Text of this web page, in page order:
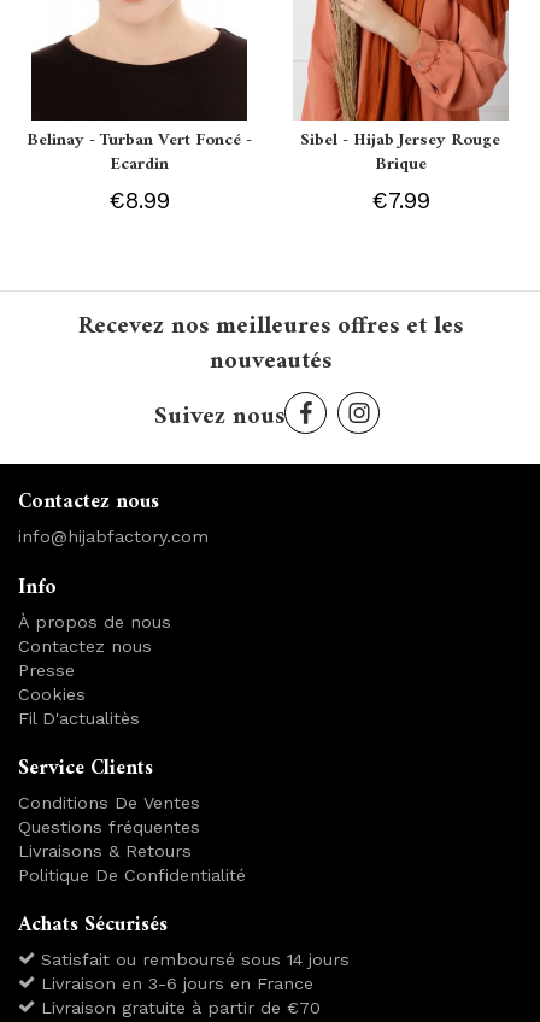
Belinay - Turban Vert Foncé -
Ecardin
€8.99
Sibel - Hijab Jersey Rouge
Brique
€7.99
Recevez nos meilleures offres et les
nouveautés
Suivez nous
Contactez nous
info@hijabfactory.com
Info
À propos de nous
Contactez nous
Presse
Cookies
Fil D'actualitès
Service Clients
Conditions De Ventes
Questions fréquentes
Livraisons & Retours
Politique De Confidentialité
Achats Sécurisés
Satisfait ou remboursé sous 14 jours
Livraison en 3-6 jours en France
Livraison gratuite à partir de €70